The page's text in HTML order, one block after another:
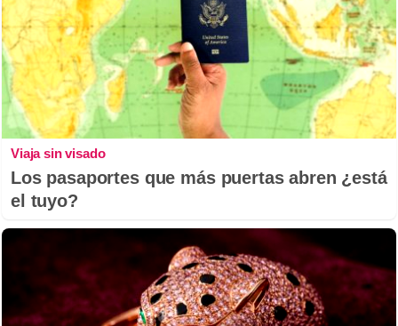
Viaja sin visado
Los pasaportes que más puertas abren ¿está
el tuyo?